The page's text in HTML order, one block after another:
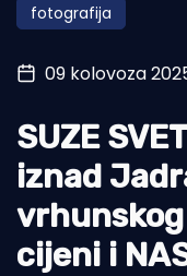
Turizam i nautika
Pomorstvo
Ekologija
Tradicija i kultura
fotografija
09 kolovoza
SUZE
iznad
cijeni i